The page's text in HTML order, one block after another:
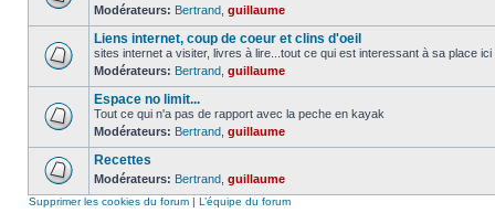
Modérateurs: Bertrand guillaume
Liens internet, coup de coeur et clins d'oeil
sites internet a visiter, livres à lire...tout ce qui est interessant à sa place ici
Modérateurs: Bertrand guillaume
Espace no limit...
Tout ce qui n'a pas de rapport avec la peche en kayak
Modérateurs: Bertrand guillaume
Recettes
Modérateurs: Bertrand guillaume
Supprimer les cookies du forum | L’équipe du forum